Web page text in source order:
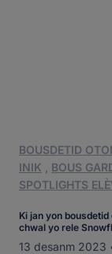
BOUSDETID
INIK
BOUS
SPOTLIGHTS
Ki jan yon
chwal yo rele
13 desanm 2023